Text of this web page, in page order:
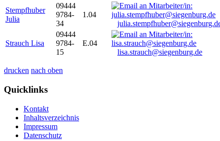
Stempfhuber
Julia
09444
9784-
34
1.04
Strauch Lisa
09444
9784-
15
E.04
lisa.strauch@siegenburg.de
drucken nach oben
Quicklinks
Kontakt
Inhaltsverzeichnis
Impressum
Datenschutz